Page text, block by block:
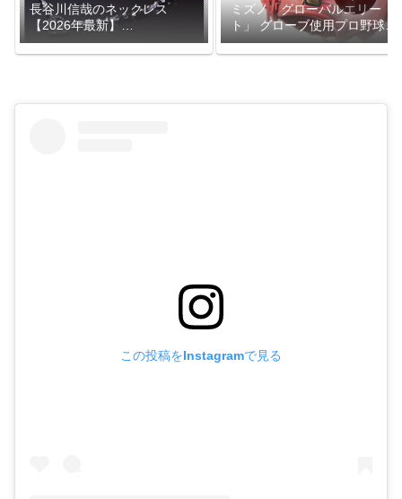
長谷川信哉のネックレス
【2026年最新】
846YAJIRO「ディープバラン
サー」愛用中
ミズノ「グローバルエリー
ト」 グローブ使用プロ野球選
手一覧【2026年最新】｜80選
手
この投稿をInstagramで見る